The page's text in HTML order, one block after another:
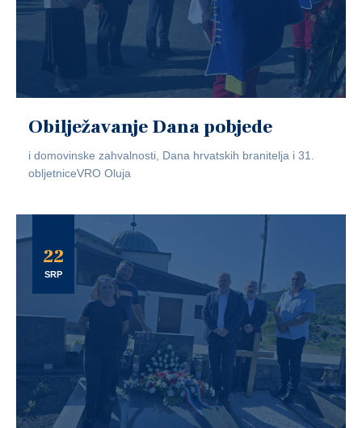
Obilježavanje Dana pobjede
i domovinske zahvalnosti, Dana hrvatskih branitelja i 31.
obljetniceVRO Oluja
22
SRP